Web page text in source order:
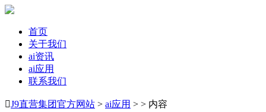
首页
关于我们
ai资讯
ai应用
联系我们
J9直营集团官方网站 > ai应用 > > 内容